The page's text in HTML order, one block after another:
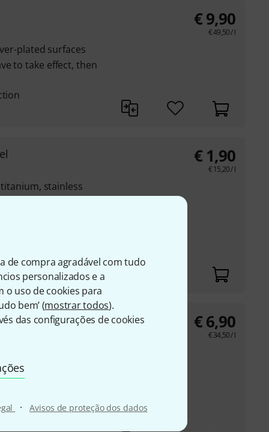
de compra agradável com tudo
personalizados e a
o uso de cookies para
bem’ (mostrar todos).
das configurações de cookies
· Avisos de proteção dos dados
plated surfaces
to take effect, then
€9,90
€49,50/ l
stainless
...
€ 1,90
€15,20/ l
such as opals,
then rinse
€6,90
€34,50/ l